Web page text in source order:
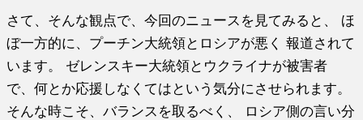
さて、そんな観点で、今回のニュースを見てみると、 ほ
ぼ一方的に、プーチン大統領とロシアが悪く 報道されて
います。 ゼレンスキー大統領とウクライナが被害者
で、何とか応援しなくてはという気分にさせられます。
そんな時こそ、バランスを取るべく、 ロシア側の言い分